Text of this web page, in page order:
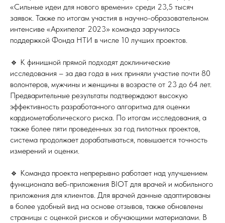
«Сильные идеи для нового времени» среди 23,5 тысяч
заявок. Также по итогам участия в научно-образовательном
интенсиве «Архипелаг 2023» команда заручилась
поддержкой Фонда НТИ в числе 10 лучших проектов.
🔹 К финишной прямой подходят доклинические
исследования – за два года в них приняли участие почти 80
волонтеров, мужчины и женщины в возрасте от 23 до 64 лет.
Предварительные результаты подтверждают высокую
эффективность разработанного алгоритма для оценки
кардиометаболического риска. По итогам исследования, а
также более пяти проведенных за год пилотных проектов,
система продолжает дорабатываться, повышается точность
измерений и оценки.
🔹 Команда проекта непрерывно работает над улучшением
функционала веб-приложения BIOT для врачей и мобильного
приложения для клиентов. Для врачей данные адаптированы
в более удобный вид на основе отзывов, также обновлены
страницы с оценкой рисков и обучающими материалами. В